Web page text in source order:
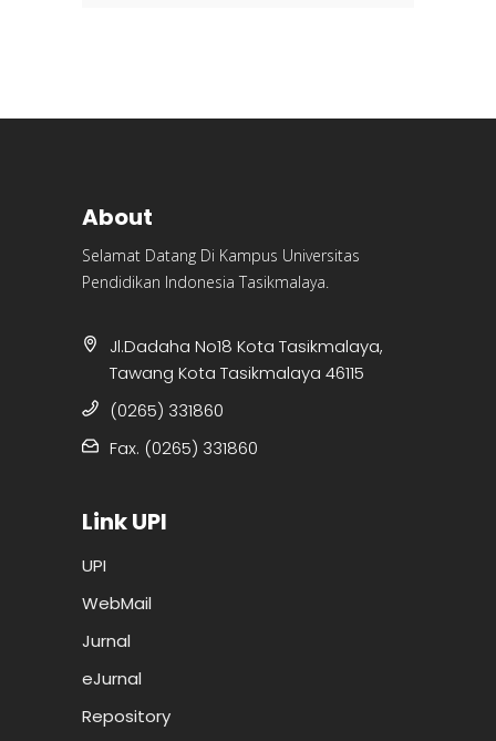
About
Selamat Datang Di Kampus Universitas
Pendidikan Indonesia Tasikmalaya.
Jl.Dadaha No18 Kota Tasikmalaya,
Tawang Kota Tasikmalaya 46115
(0265) 331860
Fax. (0265) 331860
Link UPI
UPI
WebMail
Jurnal
eJurnal
Repository